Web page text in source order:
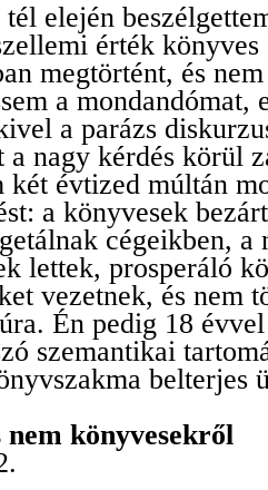
tél elején
érték
megtörtént, és
a mondandómat,
a parázs
nagy kérdés körül
két évtized múltán
a könyvesek
cégeikben, a
lettek, prosperáló
vezetnek, és nem
Én pedig 18
szemantikai
belterjes
könyvesekről